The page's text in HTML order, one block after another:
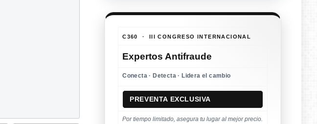
C360 · III CONGRESO INTERNACIONAL
Expertos Antifraude
Conecta · Detecta · Lidera el cambio
PREVENTA EXCLUSIVA
Por tiempo limitado, asegura tu lugar al mejor precio.